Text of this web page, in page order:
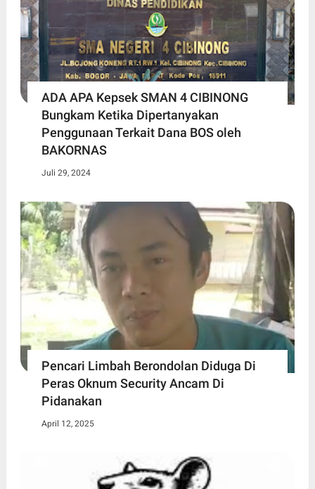
ADA APA Kepsek SMAN 4 CIBINONG
Bungkam Ketika Dipertanyakan
Penggunaan Terkait Dana BOS oleh
BAKORNAS
Juli 29, 2024
Pencari Limbah Berondolan Diduga Di
Peras Oknum Security Ancam Di
Pidanakan
April 12, 2025